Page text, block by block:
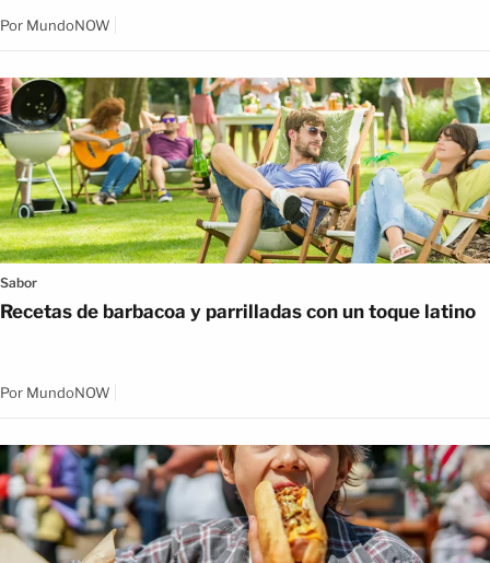
Por MundoNOW
Sabor
Recetas de barbacoa y parrilladas con un toque latino
Por MundoNOW